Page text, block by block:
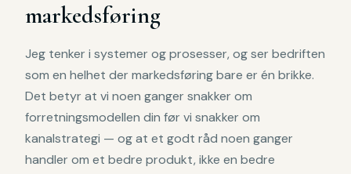
markedsføring
Jeg tenker i systemer og prosesser, og ser bedriften
som en helhet der markedsføring bare er én brikke.
Det betyr at vi noen ganger snakker om
forretningsmodellen din før vi snakker om
kanalstrategi — og at et godt råd noen ganger
handler om et bedre produkt, ikke en bedre